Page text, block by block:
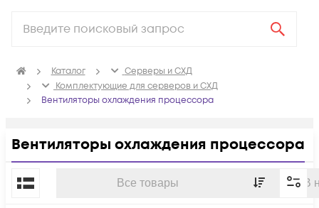
Каталог
Серверы и СХД
Комплектующие для серверов и СХД
Вентиляторы охлаждения процессора
Вентиляторы охлаждения процессора
Все товары В
По популярности